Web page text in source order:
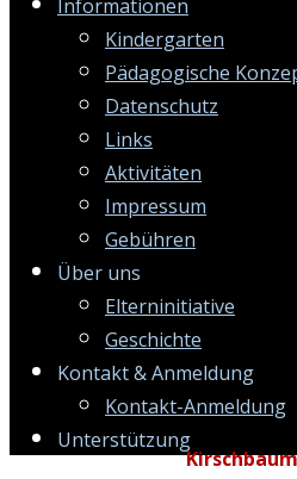
Informationen
Kindergarten
Pädagogische
Datenschutz
Links
Aktivitäten
Impressum
Gebühren
Über uns
Elterninitiative
Geschichte
Kontakt & Anmeldung
Kontakt-Anmeldung
Unterstützung